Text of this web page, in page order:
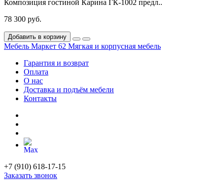
Композиция гостиной Карина ГК-1002 предл..
78 300 руб.
Добавить в корзину
Мебель Маркет 62 Мягкая и корпусная мебель
Гарантия и возврат
Оплата
О нас
Доставка и подъём мебели
Контакты
+7 (910) 618-17-15
Заказать звонок